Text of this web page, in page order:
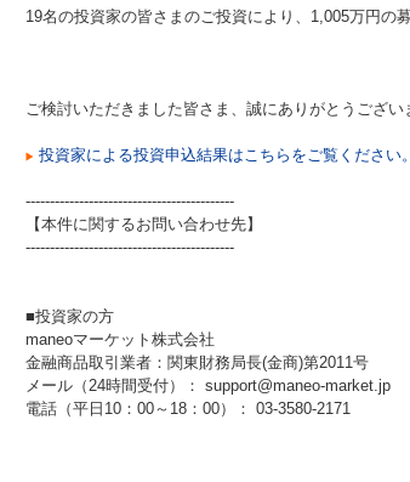
19名の投資家の皆さまのご投資により、1,005万円の
ご検討いただきました皆さま、誠にありがとうござい
投資家による投資申込結果はこちらをご覧ください。
-------------------------------------------
【本件に関するお問い合わせ先】
-------------------------------------------
■投資家の方
maneoマーケット株式会社
金融商品取引業者：関東財務局長(金商)第2011号
メール（24時間受付）： support@maneo-market.jp
電話（平日10：00～18：00）： 03-3580-2171